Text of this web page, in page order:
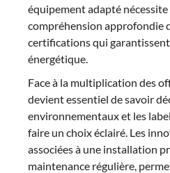
équipement adapté
compréhension approfondie
certifications qui
énergétique.
Face à la multiplication des
devient essentiel de savoir
environnementaux et les
faire un choix éclairé. Les
associées à une installation
maintenance régulière,